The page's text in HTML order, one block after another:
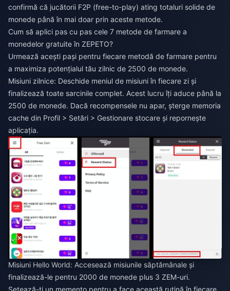
confirmă că jucătorii F2P (free-to-play) ating totaluri solide de
monede până în mai doar prin aceste metode.
Cum să aplici pas cu pas cele 7 metode de farmare a
monedelor gratuite în ZEPETO?
Urmează acești pași pentru fiecare metodă de farmare pentru
a maximiza potențialul tău zilnic de 2500 de monede.
Misiuni zilnice: Deschide meniul de misiuni în fiecare zi și
finalizează toate sarcinile complet. Acest lucru îți aduce până la
2500 de monede. Dacă recompensele nu apar, șterge memoria
cache din Profil > Setări > Gestionare stocare și repornește
aplicația.
Misiuni Hello World: Accesează misiunile săptămânale și
finalizează-le pentru 2000 de monede plus 3 ZEM-uri.
Setează-ți un memento pentru a face această rutină în fiecare